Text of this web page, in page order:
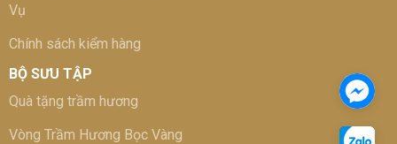
Vụ
Chính sách kiểm hàng
BỘ SƯU TẬP
Quà tặng trầm hương
Vòng Trầm Hương Bọc Vàng